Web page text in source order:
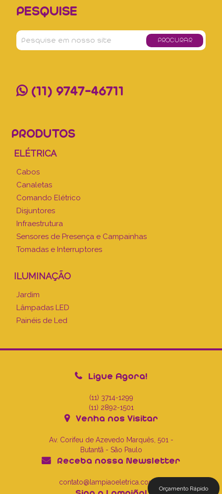
PESQUISE
(11) 9747-46711
PRODUTOS
ELÉTRICA
Cabos
Canaletas
Comando Elétrico
Disjuntores
Infraestrutura
Sensores de Presença e Campainhas
Tomadas e Interruptores
ILUMINAÇÃO
Jardim
Lâmpadas LED
Painéis de Led
Ligue Agora!
(11) 3714-1299
(11) 2892-1501
Venha nos Visitar
Av. Corifeu de Azevedo Marquês, 501 -
Butantã - São Paulo
Receba nossa Newsletter
contato@lampiaoeletrica.com.br
Orçamento Rápido